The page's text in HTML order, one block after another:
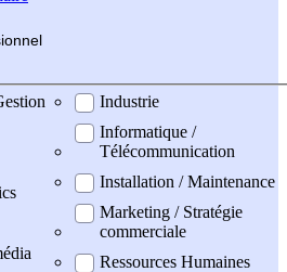
Industrie
Informatique /
Télécommunication
Installation / Maintenance
Marketing / Stratégie
commerciale
Ressources Humaines